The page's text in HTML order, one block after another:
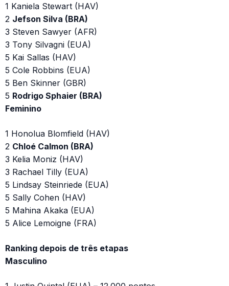
1 Kaniela Stewart (HAV)
2 Jefson Silva (BRA)
3 Steven Sawyer (AFR)
3 Tony Silvagni (EUA)
5 Kai Sallas (HAV)
5 Cole Robbins (EUA)
5 Ben Skinner (GBR)
5 Rodrigo Sphaier (BRA)
Feminino
1 Honolua Blomfield (HAV)
2 Chloé Calmon (BRA)
3 Kelia Moniz (HAV)
3 Rachael Tilly (EUA)
5 Lindsay Steinriede (EUA)
5 Sally Cohen (HAV)
5 Mahina Akaka (EUA)
5 Alice Lemoigne (FRA)
Ranking depois de três etapas
Masculino